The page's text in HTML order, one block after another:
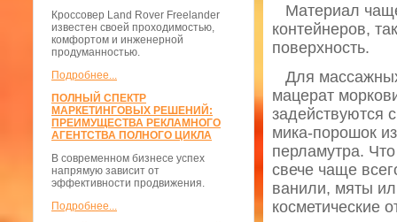
Кроссовер Land Rover Freelander
известен своей проходимостью,
комфортом и инженерной
продуманностью.
Подробнее...
ПОЛНЫЙ СПЕКТР
МАРКЕТИНГОВЫХ РЕШЕНИЙ:
ПРЕИМУЩЕСТВА РЕКЛАМНОГО
АГЕНТСТВА ПОЛНОГО ЦИКЛА
В современном бизнесе успех
напрямую зависит от
эффективности продвижения.
Подробнее...
Материал
контейнеров,
поверхность.
Для
мацерат
задействуются
мика-порошок
перламутра.
свече чаще
ванили, мяты
косметические